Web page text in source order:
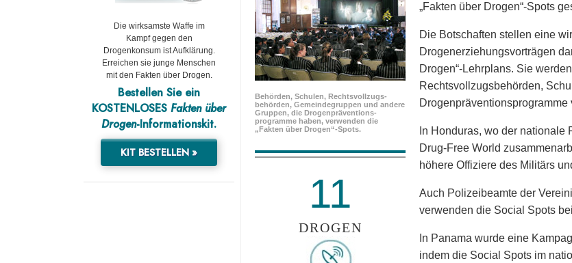
Behörden, Schulen, Rechtsvollzugs­
behörden, Gemeindegruppen und andere
Gruppen, die Drogenpräventions­
programme haben, verwenden die
„Fakten über Drogen“-Spots.
11
DROGEN
„Fakten über Drogen“-Spots
Die Botschaften stellen eine
Drogenerziehungsvorträgen
Drogen“-Lehrplans. Sie
Rechtsvollzugsbehörden,
Drogenpräventionsprogramme
In Honduras, wo der
Drug-Free World
höhere Offiziere des Militärs
Auch Polizeibeamte der
verwenden die Social Spots
In Panama wurde eine
indem die Social Spots im
Die wirksamste Waffe im
Kampf gegen den
Drogenkonsum ist Aufklärung.
Erreichen sie junge Menschen
mit den Fakten über Drogen.
Bestellen Sie ein
KOSTENLOSES Fakten über
Drogen-Informationskit.
KIT BESTELLEN »